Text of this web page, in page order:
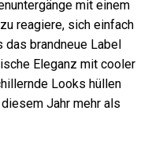
mit einem
reagiere, sich einfach
brandneue Label
Eleganz mit cooler
Looks hüllen
Jahr mehr als